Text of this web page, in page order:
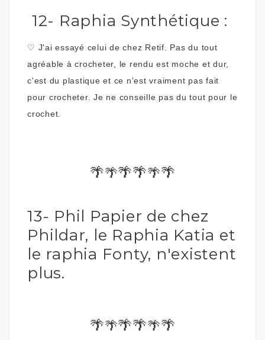
12- Raphia Synthétique :
♡ J'ai essayé celui de chez Retif. Pas du tout
agréable à crocheter, le rendu est moche et dur,
c'est du plastique et ce n'est vraiment pas fait
pour crocheter. Je ne conseille pas du tout pour le
crochet.
🌴🌴🌴🌴🌴🌴
13- Phil Papier de chez
Phildar, le Raphia Katia et
le raphia Fonty, n'existent
plus.
🌴🌴🌴🌴🌴🌴